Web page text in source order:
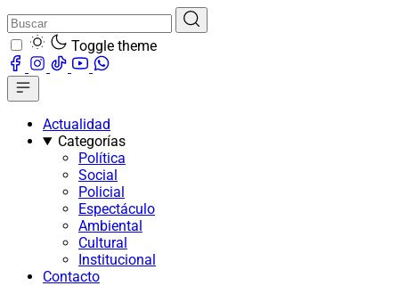
Toggle theme
Actualidad
Categorías
Política
Social
Policial
Espectáculo
Ambiental
Cultural
Institucional
Contacto